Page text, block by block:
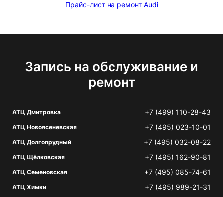
Прайс-лист на ремонт Audi
Запись на обслуживание и
ремонт
АТЦ Дмитровка +7 (499) 110-28-43
АТЦ Новоясеневская +7 (495) 023-10-01
АТЦ Долгопрудный +7 (495) 032-08-22
АТЦ Щёлковская +7 (495) 162-90-81
АТЦ Семеновская +7 (495) 085-74-61
АТЦ Химки +7 (495) 989-21-31